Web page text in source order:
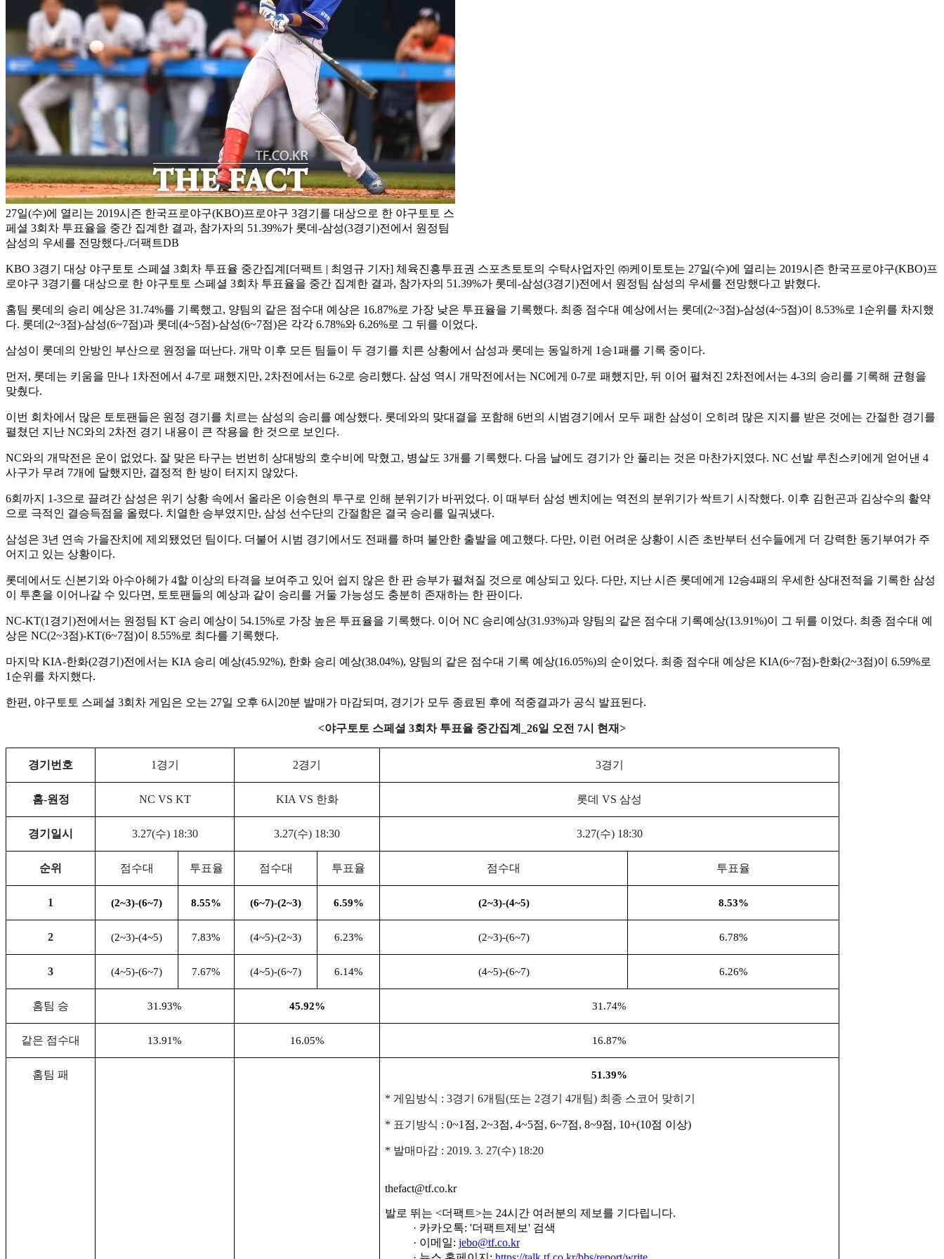
27일(수)에 열리는 2019시즌 한국프로야구(KBO)프로야구 3경기를 대상으로 한 야구토토 스
페셜 3회차 투표율을 중간 집계한 결과, 참가자의 51.39%가 롯데-삼성(3경기)전에서 원정팀
삼성의 우세를 전망했다./더팩트DB
KBO 3경기 대상 야구토토 스페셜 3회차 투표율 중간집계 [더팩트 | 최영규 기자] 체육진흥투표권 스포츠토토의 수탁사업자인 ㈜케이토토는 27일(수)에 열리는 2019시즌 한국프로야구(KBO)프
로야구 3경기를 대상으로 한 야구토토 스페셜 3회차 투표율을 중간 집계한 결과, 참가자의 51.39%가 롯데-삼성(3경기)전에서 원정팀 삼성의 우세를 전망했다고 밝혔다.
홈팀 롯데의 승리 예상은 31.74%를 기록했고, 양팀의 같은 점수대 예상은 16.87%로 가장 낮은 투표율을 기록했다. 최종 점수대 예상에서는 롯데(2~3점)-삼성(4~5점)이 8.53%로 1순위를 차지했
다. 롯데(2~3점)-삼성(6~7점)과 롯데(4~5점)-삼성(6~7점)은 각각 6.78%와 6.26%로 그 뒤를 이었다.
삼성이 롯데의 안방인 부산으로 원정을 떠난다. 개막 이후 모든 팀들이 두 경기를 치른 상황에서 삼성과 롯데는 동일하게 1승1패를 기록 중이다.
먼저, 롯데는 키움을 만나 1차전에서 4-7로 패했지만, 2차전에서는 6-2로 승리했다. 삼성 역시 개막전에서는 NC에게 0-7로 패했지만, 뒤 이어 펼쳐진 2차전에서는 4-3의 승리를 기록해 균형을
맞췄다.
이번 회차에서 많은 토토팬들은 원정 경기를 치르는 삼성의 승리를 예상했다. 롯데와의 맞대결을 포함해 6번의 시범경기에서 모두 패한 삼성이 오히려 많은 지지를 받은 것에는 간절한 경기를
펼쳤던 지난 NC와의 2차전 경기 내용이 큰 작용을 한 것으로 보인다.
NC와의 개막전은 운이 없었다. 잘 맞은 타구는 번번히 상대방의 호수비에 막혔고, 병살도 3개를 기록했다. 다음 날에도 경기가 안 풀리는 것은 마찬가지였다. NC 선발 루친스키에게 얻어낸 4
사구가 무려 7개에 달했지만, 결정적 한 방이 터지지 않았다.
6회까지 1-3으로 끌려간 삼성은 위기 상황 속에서 올라온 이승현의 투구로 인해 분위기가 바뀌었다. 이 때부터 삼성 벤치에는 역전의 분위기가 싹트기 시작했다. 이후 김헌곤과 김상수의 활약
으로 극적인 결승득점을 올렸다. 치열한 승부였지만, 삼성 선수단의 간절함은 결국 승리를 일궈냈다.
삼성은 3년 연속 가을잔치에 제외됐었던 팀이다. 더불어 시범 경기에서도 전패를 하며 불안한 출발을 예고했다. 다만, 이런 어려운 상황이 시즌 초반부터 선수들에게 더 강력한 동기부여가 주
어지고 있는 상황이다.
롯데에서도 신본기와 아수아헤가 4할 이상의 타격을 보여주고 있어 쉽지 않은 한 판 승부가 펼쳐질 것으로 예상되고 있다. 다만, 지난 시즌 롯데에게 12승4패의 우세한 상대전적을 기록한 삼성
이 투혼을 이어나갈 수 있다면, 토토팬들의 예상과 같이 승리를 거둘 가능성도 충분히 존재하는 한 판이다.
NC-KT(1경기)전에서는 원정팀 KT 승리 예상이 54.15%로 가장 높은 투표율을 기록했다. 이어 NC 승리예상(31.93%)과 양팀의 같은 점수대 기록예상(13.91%)이 그 뒤를 이었다. 최종 점수대 예
상은 NC(2~3점)-KT(6~7점)이 8.55%로 최다를 기록했다.
마지막 KIA-한화(2경기)전에서는 KIA 승리 예상(45.92%), 한화 승리 예상(38.04%), 양팀의 같은 점수대 기록 예상(16.05%)의 순이었다. 최종 점수대 예상은 KIA(6~7점)-한화(2~3점)이 6.59%로
1순위를 차지했다.
한편, 야구토토 스페셜 3회차 게임은 오는 27일 오후 6시20분 발매가 마감되며, 경기가 모두 종료된 후에 적중결과가 공식 발표된다.
<야구토토 스페셜 3회차 투표율 중간집계 _26일 오전 7시 현재>
경기번호 1 경기 2경기 3경기
홈-원정 NC VS KT KIA VS 한화 롯데 VS 삼성
경기일시 3.27(수) 18:30 3.27(수) 18:30 3.27(수) 18:30
순위 점수대 투표율 점수대 투표율 점수대 투표율
1 (2~3)-(6~7) 8.55% (6~7)-(2~3) 6.59% (2~3)-(4~5) 8.53%
2 (2~3)-(4~5) 7.83% (4~5)-(2~3) 6.23% (2~3)-(6~7) 6.78%
3 (4~5)-(6~7) 7.67% (4~5)-(6~7) 6.14% (4~5)-(6~7) 6.26%
홈팀 승 31.93% 45.92% 31.74%
같은 점수대 13.91% 16.05% 16.87%
홈팀 패 51.39%
* 게임방식 : 3경기 6개팀(또는 2경기 4개팀) 최종 스코어 맞히기
* 표기방식 : 0~1 점, 2~3점, 4~5점, 6~7점, 8~9점, 10+(10점 이상)
* 발매마감 : 2019. 3. 27(수) 18:20
thefact@tf.co.kr
발로 뛰는 <더팩트>는 24시간 여러분의 제보를 기다립니다.
· 카카오톡: '더팩트제보' 검색
· 이메일: jebo@tf.co.kr